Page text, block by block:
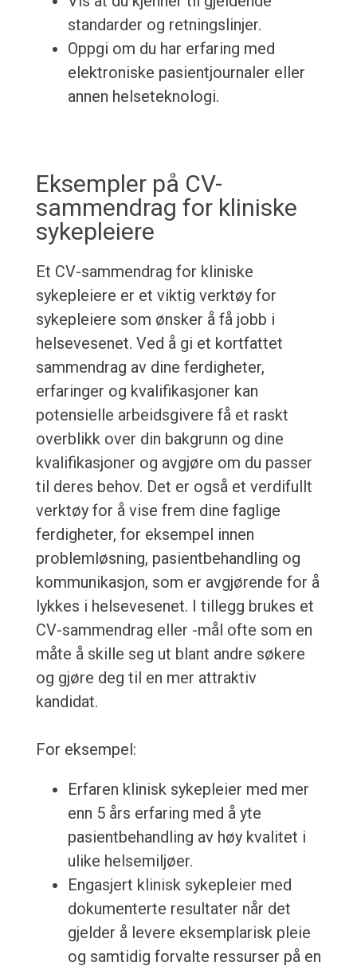
standarder og retningslinjer.
Oppgi om du har erfaring med
elektroniske pasientjournaler eller
annen helseteknologi.
Eksempler på CV-
sammendrag for kliniske
sykepleiere
Et CV-sammendrag for kliniske
sykepleiere er et viktig verktøy for
sykepleiere som ønsker å få jobb i
helsevesenet. Ved å gi et kortfattet
sammendrag av dine ferdigheter,
erfaringer og kvalifikasjoner kan
potensielle arbeidsgivere få et raskt
overblikk over din bakgrunn og dine
kvalifikasjoner og avgjøre om du passer
til deres behov. Det er også et verdifullt
verktøy for å vise frem dine faglige
ferdigheter, for eksempel innen
problemløsning, pasientbehandling og
kommunikasjon, som er avgjørende for å
lykkes i helsevesenet. I tillegg brukes et
CV-sammendrag eller -mål ofte som en
måte å skille seg ut blant andre søkere
og gjøre deg til en mer attraktiv
kandidat.
For eksempel:
Erfaren klinisk sykepleier med mer
enn 5 års erfaring med å yte
pasientbehandling av høy kvalitet i
ulike helsemiljøer.
Engasjert klinisk sykepleier med
dokumenterte resultater når det
gjelder å levere eksemplarisk pleie
og samtidig forvalte ressurser på en